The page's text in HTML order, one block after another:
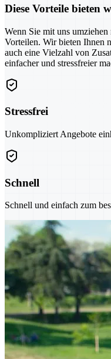
Diese Vorteile bieten
Wenn Sie mit uns
Vorteilen. Wir bieten Ihnen
auch eine Vielzahl von
einfacher und stressfreier
Stressfrei
Unkompliziert Angebote
Schnell
Schnell und einfach zum